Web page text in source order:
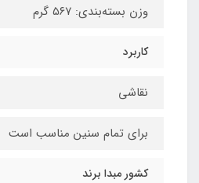
وزن بسته‌بندی: ۵۶۷ گرم
کاربرد
نقاشی
برای تمام سنین مناسب است
کشور مبدا برند